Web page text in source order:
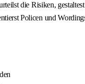
die Risiken,
Policen und